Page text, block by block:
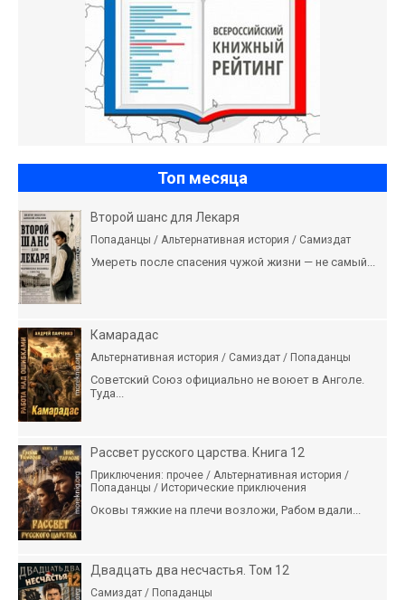
Топ месяца
Второй шанс для Лекаря
Попаданцы / Альтернативная история / Самиздат
Умереть после спасения чужой жизни — не самый...
Камарадас
Альтернативная история / Самиздат / Попаданцы
Советский Союз официально не воюет в Анголе.
Туда...
Рассвет русского царства. Книга 12
Приключения: прочее / Альтернативная история /
Попаданцы / Исторические приключения
Оковы тяжкие на плечи возложи, Рабом вдали...
Двадцать два несчастья. Том 12
Самиздат / Попаданцы